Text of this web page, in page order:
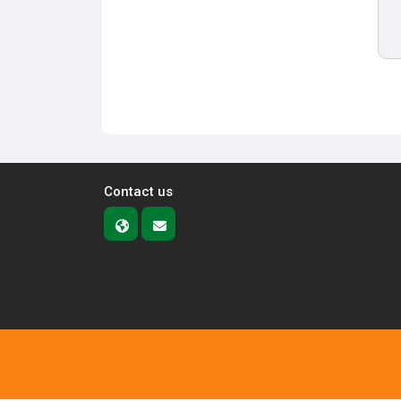
Contact us